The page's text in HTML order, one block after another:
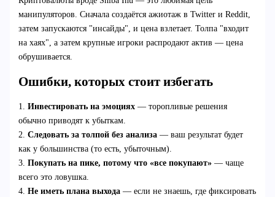
манипуляторов. Сначала создаётся ажиотаж в Twitter и Reddit,
затем запускаются "инсайды", и цена взлетает. Толпа "входит
на хаях", а затем крупные игроки распродают актив — цена
обрушивается.
Ошибки, которых стоит избегать
1. Инвестировать на эмоциях— торопливые решения
обычно приводят к убыткам.
2. Следовать за толпой без анализа— ваш результат будет
как у большинства (то есть, убыточным).
3. Покупать на пике, потому что «все покупают»— чаще
всего это ловушка.
4. Не иметь плана выхода— если не знаешь, где фиксировать